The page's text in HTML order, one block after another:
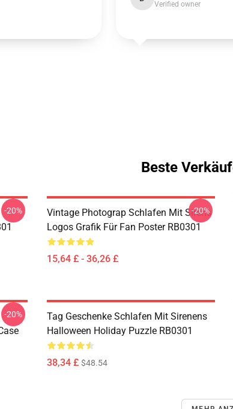
Verified owner
Beste
-20%
Vintage Photograp Schlafen Mit Sirens
Logos Grafik Für Fan Poster RB0301
15,64 £ - 36,26 £
-20%
-20%
Tag Geschenke Schlafen Mit Sirenens
Halloween Holiday Puzzle RB0301
38,34 £ $48.54